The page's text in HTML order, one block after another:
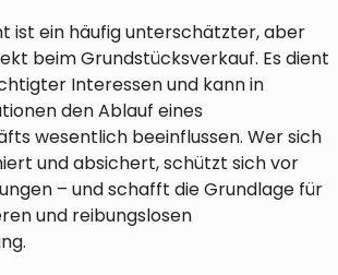
ist ein häufig unterschätzter, aber
beim Grundstücksverkauf. Es dient
Interessen und kann in
den Ablauf eines
wesentlich beeinflussen. Wer sich
und absichert, schützt sich vor
– und schafft die Grundlage für
und reibungslosen